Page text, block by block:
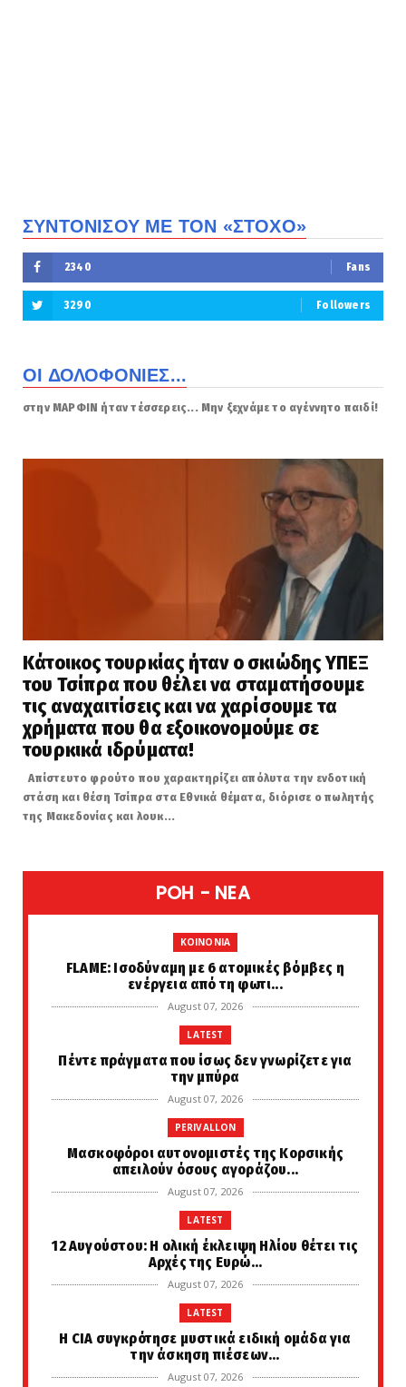
ΣΥΝΤΟΝΙΣΟΥ ΜΕ ΤΟΝ «ΣΤΟΧΟ»
2340 Fans
3290 Followers
ΟΙ ΔΟΛΟΦΟΝΙΕΣ...
στην ΜΑΡΦΙΝ ήταν τέσσερεις... Μην ξεχνάμε το αγέννητο παιδί!
Κάτοικος τουρκίας ήταν ο σκιώδης ΥΠΕΞ
του Τσίπρα που θέλει να σταματήσουμε
τις αναχαιτίσεις και να χαρίσουμε τα
χρήματα που θα εξοικονομούμε σε
τουρκικά ιδρύματα!
Απίστευτο φρούτο που χαρακτηρίζει απόλυτα την ενδοτική
στάση και θέση Τσίπρα στα Εθνικά θέματα, διόρισε ο πωλητής
της Μακεδονίας και λουκ...
POH - NEA
KOINONIA
FLAME: Ισοδύναμη με 6 ατομικές βόμβες η
ενέργεια από τη φωτι...
August 07, 2026
LATEST
Πέντε πράγματα που ίσως δεν γνωρίζετε για
την μπύρα
August 07, 2026
PERIVALLON
Μασκοφόροι αυτονομιστές της Κορσικής
απειλούν όσους αγοράζου...
August 07, 2026
LATEST
12 Αυγούστου: Η ολική έκλειψη Ηλίου θέτει τις
Αρχές της Ευρώ...
August 07, 2026
LATEST
Η CIA συγκρότησε μυστικά ειδική ομάδα για
την άσκηση πιέσεων...
August 07, 2026